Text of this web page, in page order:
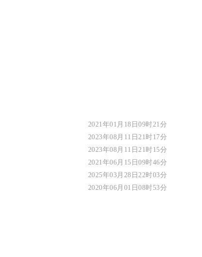
2021年01月18日09时21分
2023年08月11日21时17分
2023年08月11日21时15分
2021年06月15日09时46分
2025年03月28日22时03分
2020年06月01日08时53分